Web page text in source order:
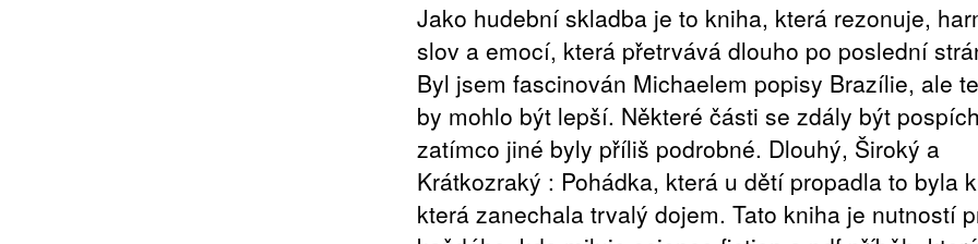
Jako hudební skladba je to kniha, která rezonuje,
slov a emocí, která přetrvává dlouho po poslední
Byl jsem fascinován Michaelem popisy Brazílie, ale
by mohlo být lepší. Některé části se zdály být
zatímco jiné byly příliš podrobné. Dlouhý, Široký a
Krátkozraký : Pohádka, která u dětí propadla to byla
která zanechala trvalý dojem. Tato kniha je nutností